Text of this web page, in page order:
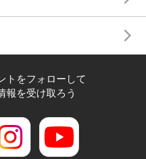
トをフォローして
報を受け取ろう